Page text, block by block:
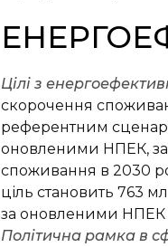
Цілі з
скорочення
референтним
оновленими НПЕК,
споживання в 2030
ціль становить 763
за оновленими НПЕК
Політична рамка в